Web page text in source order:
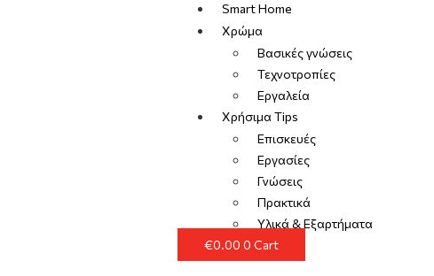
Smart Home
Χρώμα
Βασικές γνώσεις
Τεχνοτροπίες
Εργαλεία
Χρήσιμα Tips
Επισκευές
Εργασίες
Γνώσεις
Πρακτικά
Υλικά & Εξαρτήματα
€0.00 0 Cart